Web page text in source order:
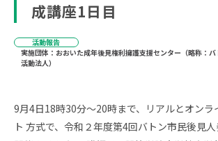
成講座1日目
活動報告
実施団体：おおいた成年後見権利擁護支援センター（略称：
活動法人）
9月4日18時30分～20時まで、リアルとオンラ
ト 方式で、令和２年度第4回バトン市民後見